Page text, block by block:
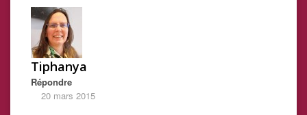
Tiphanya
Répondre
20 mars 2015